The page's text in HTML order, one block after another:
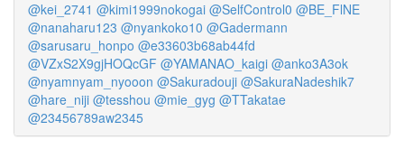
@kei_2741 @kimi1999nokogai @SelfControl0 @BE_FlNE
@nanaharu123 @nyankoko10 @Gadermann
@sarusaru_honpo @e33603b68ab44fd
@VZxS2X9gjHOQcGF @YAMANAO_kaigi @anko3A3ok
@nyamnyam_nyooon @Sakuradouji @SakuraNadeshik7
@hare_niji @tesshou @mie_gyg @TTakatae
@23456789aw2345